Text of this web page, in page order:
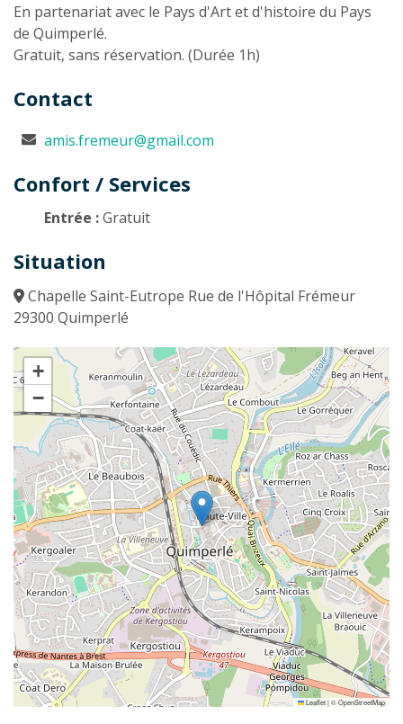
En partenariat avec le Pays d'Art et d'histoire du Pays
de Quimperlé.
Gratuit, sans réservation. (Durée 1h)
Contact
amis.fremeur@gmail.com
Confort / Services
Entrée :Gratuit
Situation
Chapelle Saint-Eutrope Rue de l'Hôpital Frémeur
29300 Quimperlé
+
−
Leaflet|©OpenStreetMap